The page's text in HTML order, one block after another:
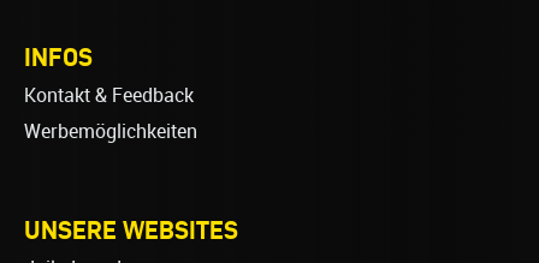
INFOS
Kontakt & Feedback
Werbemöglichkeiten
UNSERE WEBSITES